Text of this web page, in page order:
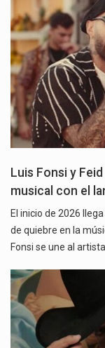
Luis Fonsi y
musical con el
El inicio de 2026
de quiebre en la
Fonsi se une al